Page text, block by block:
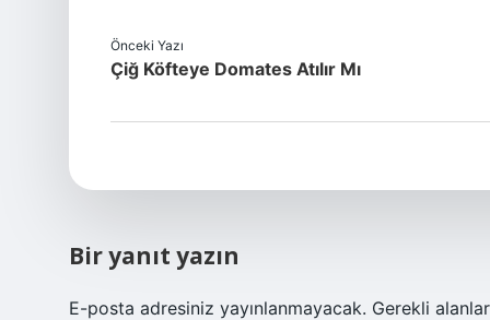
Önceki Yazı
Çiğ Köfteye Domates Atılır Mı
Bir yanıt yazın
E-posta adresiniz yayınlanmayacak. Gerekli